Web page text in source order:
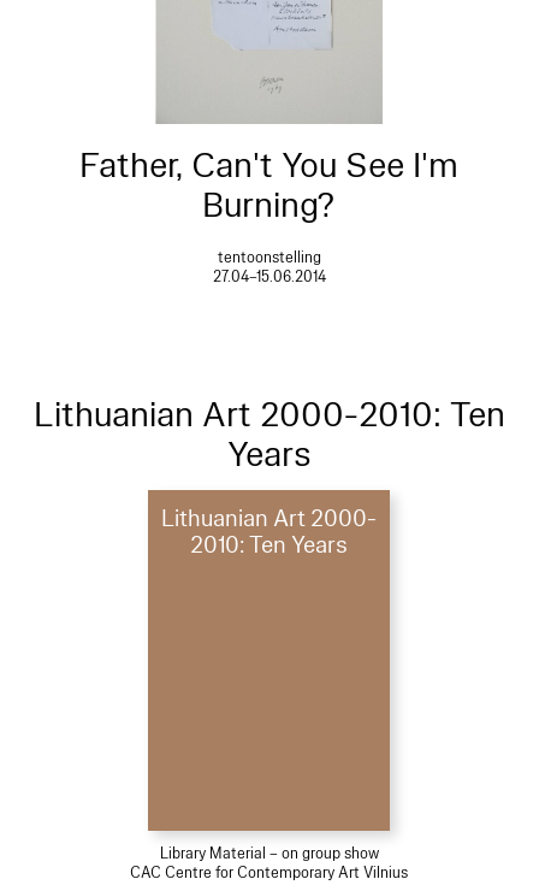
Father, Can't You See I'm
Burning?
tentoonstelling
27.04–15.06.2014
Lithuanian Art 2000-2010: Ten
Years
Lithuanian Art 2000-
2010: Ten Years
Library Material – on group show
CAC Centre for Contemporary Art Vilnius